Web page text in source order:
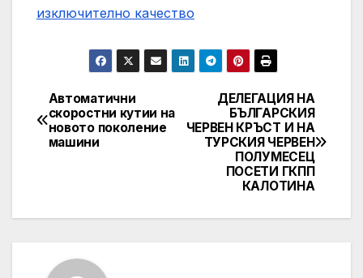
изключително качество
Post
navigation
ДЕЛЕГАЦИЯ НА
БЪЛГАРСКИЯ
ЧЕРВЕН КРЪСТ И НА
ТУРСКИЯ ЧЕРВЕН
ПОЛУМЕСЕЦ
ПОСЕТИ ГКПП
КАЛОТИНА
Автоматични
скоростни кутии на
новото поколение
машини